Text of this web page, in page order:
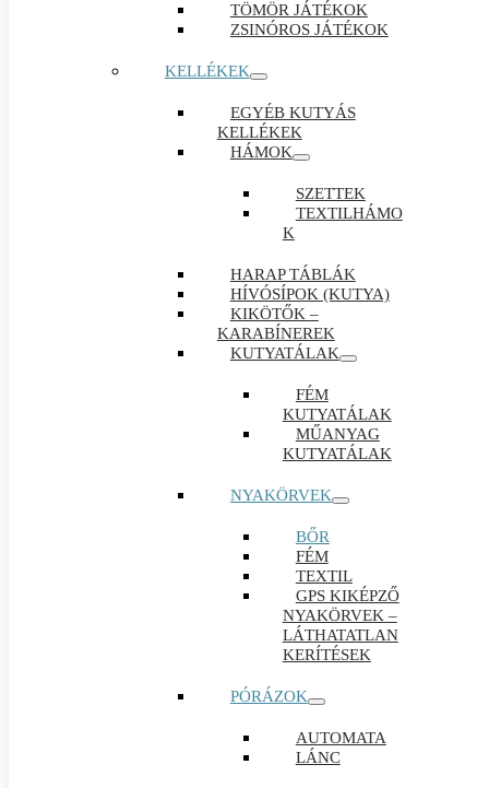
TÖMÖR JÁTÉKOK
ZSINÓROS JÁTÉKOK
KELLÉKEK
EGYÉB KUTYÁS
KELLÉKEK
HÁMOK
SZETTEK
TEXTILHÁMO
K
HARAP TÁBLÁK
HÍVÓSÍPOK (KUTYA)
KIKÖTŐK –
KARABÍNEREK
KUTYATÁLAK
FÉM
KUTYATÁLAK
MŰANYAG
KUTYATÁLAK
NYAKÖRVEK
BŐR
FÉM
TEXTIL
GPS KIKÉPZŐ
NYAKÖRVEK –
LÁTHATATLAN
KERÍTÉSEK
PÓRÁZOK
AUTOMATA
LÁNC